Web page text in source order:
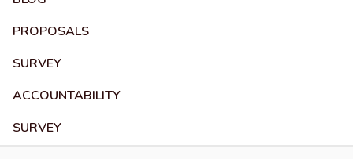
PROPOSALS
SURVEY
ACCOUNTABILITY
SURVEY